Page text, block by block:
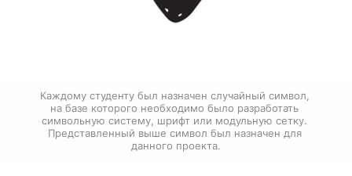
Каждому студенту был назначен случайный символ,
на базе которого необходимо было разработать
символьную систему, шрифт или модульную сетку.
Представленный выше символ был назначен для
данного проекта.